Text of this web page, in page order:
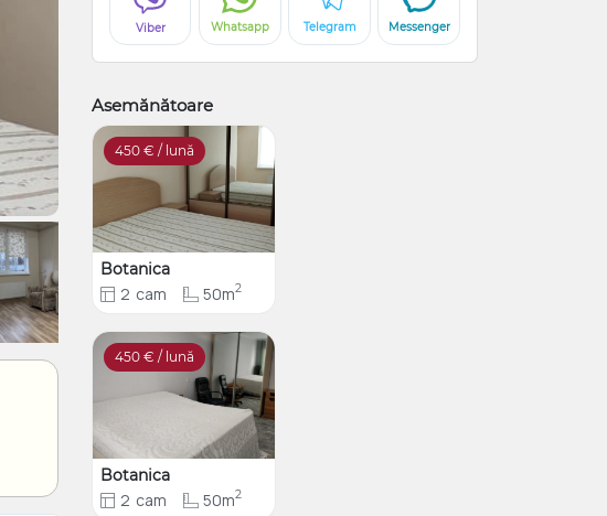
Viber Whatsapp Telegram Messenger
Asemănătoare
450 € / lună
Botanica
2 cam 50m2
450 € / lună
Botanica
2 cam 50m2